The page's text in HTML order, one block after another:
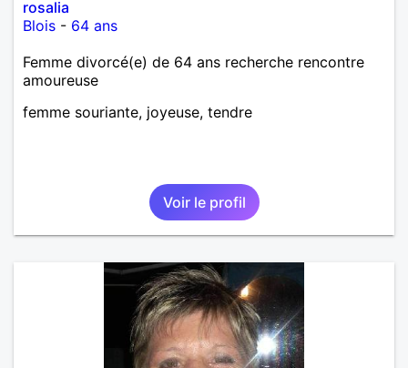
rosalia
Blois - 64 ans
Femme divorcé(e) de 64 ans recherche rencontre
amoureuse
femme souriante, joyeuse, tendre
Voir le profil